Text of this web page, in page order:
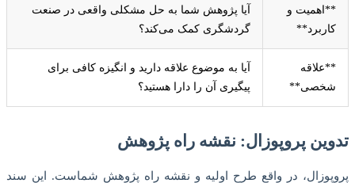
**اهمیت و
کاربرد**
آیا پژوهش شما به حل مشکلی واقعی در صنعت
گردشگری کمک می‌کند؟
**علاقه
شخصی**
آیا به موضوع علاقه دارید و انگیزه کافی برای
پیگیری آن را دارا هستید؟
تدوین پروپوزال: نقشه راه پژوهش
پروپوزال، در واقع طرح اولیه و نقشه راه پژوهش شماست. این سند